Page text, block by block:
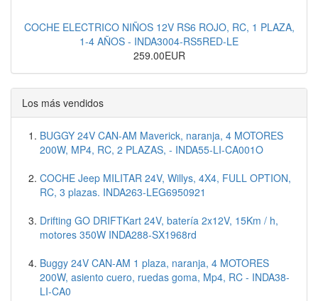
COCHE ELECTRICO NIÑOS 12V RS6 ROJO, RC, 1 PLAZA,
1-4 AÑOS - INDA3004-RS5RED-LE
259.00EUR
Los más vendidos
BUGGY 24V CAN-AM Maverick, naranja, 4 MOTORES
200W, MP4, RC, 2 PLAZAS, - INDA55-LI-CA001O
COCHE Jeep MILITAR 24V, Willys, 4X4, FULL OPTION,
RC, 3 plazas. INDA263-LEG6950921
Drifting GO DRIFTKart 24V, batería 2x12V, 15Km / h,
motores 350W INDA288-SX1968rd
Buggy 24V CAN-AM 1 plaza, naranja, 4 MOTORES
200W, asiento cuero, ruedas goma, Mp4, RC - INDA38-
LI-CA0